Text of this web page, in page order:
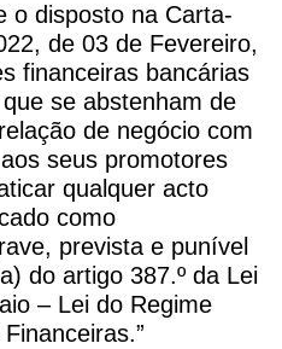
o disposto na Carta-
de 03 de Fevereiro,
financeiras bancárias
se abstenham de
de negócio com
seus promotores
qualquer acto
como
prevista e punível
do artigo 387.º da Lei
– Lei do Regime